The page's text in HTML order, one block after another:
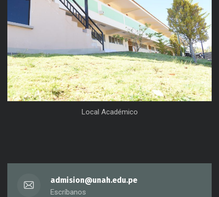
Local Académico
admision@unah.edu.pe
Escríbanos